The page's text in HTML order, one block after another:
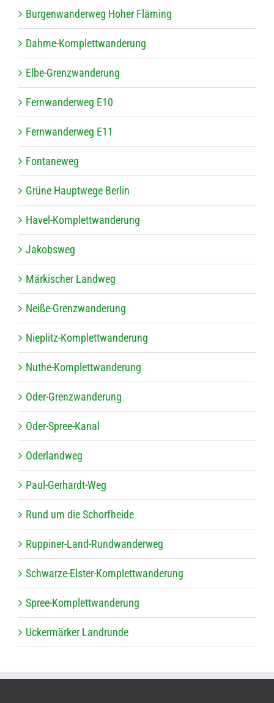
Bur­gen­wan­der­weg Hoher Fläming
Dahme-Kom­plett­wan­de­rung
Elbe-Grenz­wan­de­rung
Fern­wan­der­weg E10
Fern­wan­der­weg E11
Fon­ta­ne­weg
Grüne Haupt­wege Berlin
Havel-Kom­plett­wan­de­rung
Jakobs­weg
Mär­ki­scher Landweg
Neiße-Grenz­wan­de­rung
Nie­plitz-Kom­plett­wan­de­rung
Nuthe-Kom­plett­wan­de­rung
Oder-Grenz­wan­de­rung
Oder-Spree-Kanal
Oder­land­weg
Paul-Ger­hardt-Weg
Rund um die Schorfheide
Rup­pi­ner-Land-Rund­wan­der­weg
Schwarze-Els­ter-Kom­plett­wan­de­rung
Spree-Kom­plett­wan­de­rung
Ucker­mär­ker Landrunde